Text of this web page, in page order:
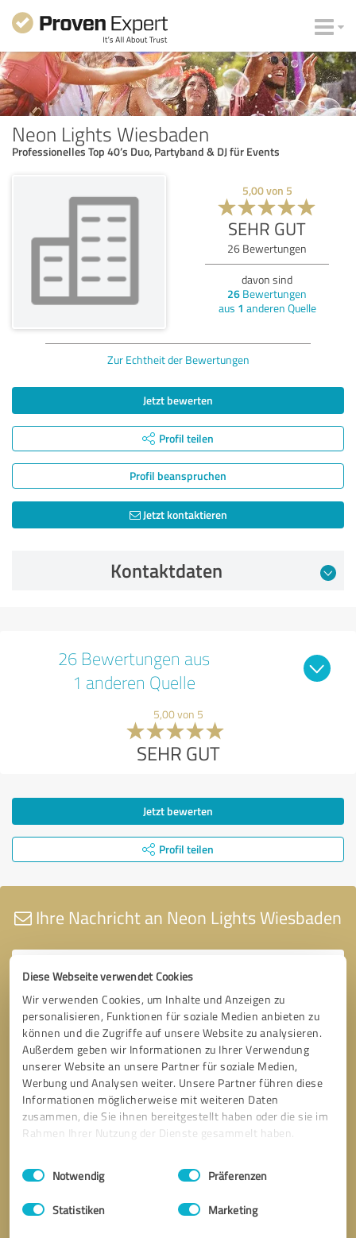
Diese Webseite verwendet Cookies
Wir verwenden Cookies, um Inhalte und Anzeigen zu
personalisieren, Funktionen für soziale Medien anbieten zu
können und die Zugriffe auf unsere Website zu analysieren.
Außerdem geben wir Informationen zu Ihrer Verwendung
unserer Website an unsere Partner für soziale Medien,
Werbung und Analysen weiter. Unsere Partner führen diese
Informationen möglicherweise mit weiteren Daten
zusammen, die Sie ihnen bereitgestellt haben oder die sie im
Rahmen Ihrer Nutzung der Dienste gesammelt haben.
Impressum Datenschutzbestimmungen
Einwilligungsauswahl
Notwendig Präferenzen
Statistiken Marketing
Neon Lights Wiesbaden
Professionelles Top 40’s Duo, Partyband & DJ für Events
5,00von 5
SEHR GUT
26 Bewertungen
davon sind
26 Bewertungen
aus 1 anderen Quelle
Zur Echtheit der Bewertungen
Jetzt bewerten
Profil teilen
Profil beanspruchen
Jetzt kontaktieren
Kontaktdaten
26 Bewertungen aus
1 anderen Quelle
5,00 von 5
SEHR GUT
Jetzt bewerten
Profil teilen
Ihre Nachricht an Neon Lights Wiesbaden